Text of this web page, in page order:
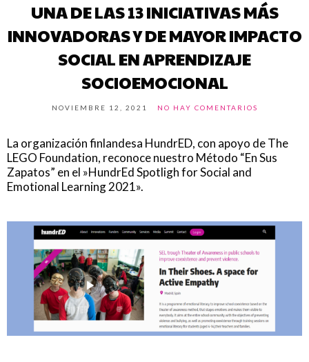
UNA DE LAS 13 INICIATIVAS MÁS
INNOVADORAS Y DE MAYOR IMPACTO
SOCIAL EN APRENDIZAJE
SOCIOEMOCIONAL
NOVIEMBRE 12, 2021 NO HAY COMENTARIOS
La organización finlandesa HundrED, con apoyo de The
LEGO Foundation, reconoce nuestro Método “En Sus
Zapatos” en el »HundrEd Spotligh for Social and
Emotional Learning 2021».